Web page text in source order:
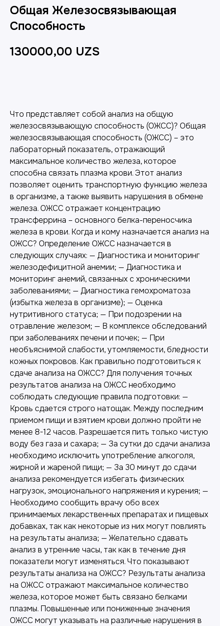
Общая Железосвязывающая
Способность
130000,00 UZS
Что представляет собой анализ на общую
железосвязывающую способность (ОЖСС)? Общая
железосвязывающая способность (ОЖСС) – это
лабораторный показатель, отражающий
максимальное количество железа, которое
способна связать плазма крови. Этот анализ
позволяет оценить транспортную функцию железа
в организме, а также выявить нарушения в обмене
железа. ОЖСС отражает концентрацию
трансферрина – основного белка-переносчика
железа в крови. Когда и кому назначается анализ на
ОЖСС? Определение ОЖСС назначается в
следующих случаях: — Диагностика и мониторинг
железодефицитной анемии; — Диагностика и
мониторинг анемий, связанных с хроническими
заболеваниями; — Диагностика гемохроматоза
(избытка железа в организме); — Оценка
нутритивного статуса; — При подозрении на
отравление железом; — В комплексе обследований
при заболеваниях печени и почек; — При
необъяснимой слабости, утомляемости, бледности
кожных покровов. Как правильно подготовиться к
сдаче анализа на ОЖСС? Для получения точных
результатов анализа на ОЖСС необходимо
соблюдать следующие правила подготовки: —
Кровь сдается строго натощак. Между последним
приемом пищи и взятием крови должно пройти не
менее 8-12 часов. Разрешается пить только чистую
воду без газа и сахара; — За сутки до сдачи анализа
необходимо исключить употребление алкоголя,
жирной и жареной пищи; — За 30 минут до сдачи
анализа рекомендуется избегать физических
нагрузок, эмоционального напряжения и курения; —
Необходимо сообщить врачу обо всех
принимаемых лекарственных препаратах и пищевых
добавках, так как некоторые из них могут повлиять
на результаты анализа; — Желательно сдавать
анализ в утренние часы, так как в течение дня
показатели могут изменяться. Что показывают
результаты анализа на ОЖСС? Результаты анализа
на ОЖСС отражают максимальное количество
железа, которое может быть связано белками
плазмы. Повышенные или пониженные значения
ОЖСС могут указывать на различные нарушения в